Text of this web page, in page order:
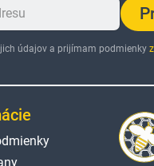
údajov a prijímam podmienky